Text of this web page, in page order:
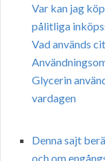
Var kan jag
pålitliga
Vad används
Glycerin
vardagen
Denna sajt
och om